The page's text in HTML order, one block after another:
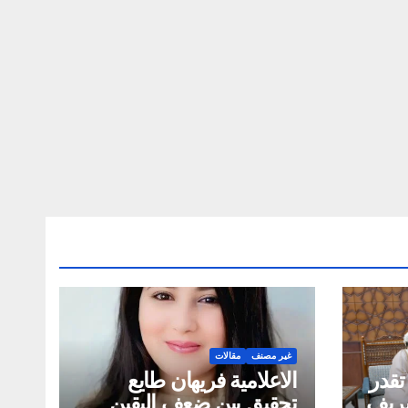
غير مصنف مقالات
الاعلامية فريهان طايع